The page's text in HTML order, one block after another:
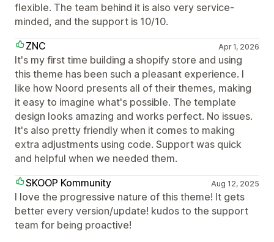
flexible. The team behind it is also very service-
minded, and the support is 10/10.
ZNC
Apr 1, 2026
It's my first time building a shopify store and using
this theme has been such a pleasant experience. I
like how Noord presents all of their themes, making
it easy to imagine what's possible. The template
design looks amazing and works perfect. No issues.
It's also pretty friendly when it comes to making
extra adjustments using code. Support was quick
and helpful when we needed them.
SKOOP Kommunity
Aug 12, 2025
I love the progressive nature of this theme! It gets
better every version/update! kudos to the support
team for being proactive!